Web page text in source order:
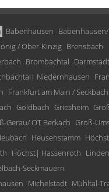
Babenhausen
/ Ober-Kinzig Brensbach
Brombachtal Darmstadt
Niedernhausen
Frankfurt am Main / Seckbach
Goldbach Griesheim
Gerau/ OT Berkach Groß-
Heusenstamm Höchst
Höchst| Hassenroth
Seckmauern
Michelstadt Mühltal-